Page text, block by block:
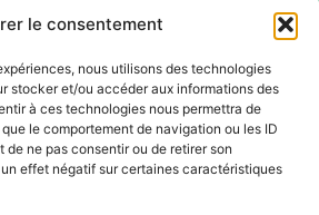
le consentement
nous utilisons des technologies
stocker et/ou accéder aux informations des
à ces technologies nous permettra de
le comportement de navigation ou les ID
de ne pas consentir ou de retirer son
effet négatif sur certaines caractéristiques
les groupes scouts actifs dans le
activités, les formations et les
en lien avec le mouvement scout
avec les autorités, les partenaires
pour promouvoir un engagement de
et des jeunes. Par le jeu, la vie en
elle contribue à un
social et citoyen dans un cadre